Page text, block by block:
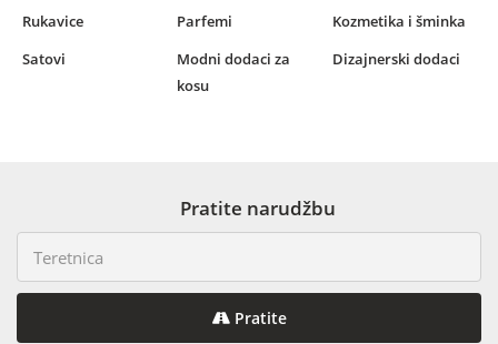
Rukavice
Parfemi
Kozmetika i šminka
Satovi
Modni dodaci za
kosu
Dizajnerski dodaci
Pratite narudžbu
Pratite